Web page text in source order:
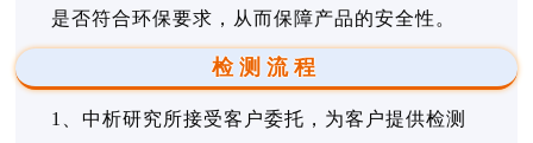
是否符合环保要求，从而保障产品的安全性。
检测流程
1、中析研究所接受客户委托，为客户提供检测